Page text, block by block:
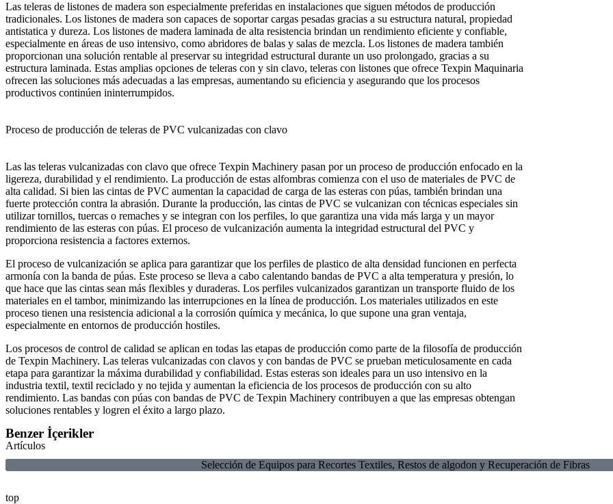
Las teleras de listones de madera son especialmente preferidas en instalaciones que siguen métodos de producción
tradicionales. Los listones de madera son capaces de soportar cargas pesadas gracias a su estructura natural, propiedad
antistatica y dureza. Los listones de madera laminada de alta resistencia brindan un rendimiento eficiente y confiable,
especialmente en áreas de uso intensivo, como abridores de balas y salas de mezcla. Los listones de madera también
proporcionan una solución rentable al preservar su integridad estructural durante un uso prolongado, gracias a su
estructura laminada. Estas amplias opciones de teleras con y sin clavo, teleras con listones que ofrece Texpin Maquinaria
ofrecen las soluciones más adecuadas a las empresas, aumentando su eficiencia y asegurando que los procesos
productivos continúen ininterrumpidos.
Proceso de producción de teleras de PVC vulcanizadas con clavo
Las las teleras vulcanizadas con clavo que ofrece Texpin Machinery pasan por un proceso de producción enfocado en la
ligereza, durabilidad y el rendimiento. La producción de estas alfombras comienza con el uso de materiales de PVC de
alta calidad. Si bien las cintas de PVC aumentan la capacidad de carga de las esteras con púas, también brindan una
fuerte protección contra la abrasión. Durante la producción, las cintas de PVC se vulcanizan con técnicas especiales sin
utilizar tornillos, tuercas o remaches y se integran con los perfiles, lo que garantiza una vida más larga y un mayor
rendimiento de las esteras con púas. El proceso de vulcanización aumenta la integridad estructural del PVC y
proporciona resistencia a factores externos.
El proceso de vulcanización se aplica para garantizar que los perfiles de plastico de alta densidad funcionen en perfecta
armonía con la banda de púas. Este proceso se lleva a cabo calentando bandas de PVC a alta temperatura y presión, lo
que hace que las cintas sean más flexibles y duraderas. Los perfiles vulcanizados garantizan un transporte fluido de los
materiales en el tambor, minimizando las interrupciones en la línea de producción. Los materiales utilizados en este
proceso tienen una resistencia adicional a la corrosión química y mecánica, lo que supone una gran ventaja,
especialmente en entornos de producción hostiles.
Los procesos de control de calidad se aplican en todas las etapas de producción como parte de la filosofía de producción
de Texpin Machinery. Las teleras vulcanizadas con clavos y con bandas de PVC se prueban meticulosamente en cada
etapa para garantizar la máxima durabilidad y confiabilidad. Estas esteras son ideales para un uso intensivo en la
industria textil, textil reciclado y no tejida y aumentan la eficiencia de los procesos de producción con su alto
rendimiento. Las bandas con púas con bandas de PVC de Texpin Machinery contribuyen a que las empresas obtengan
soluciones rentables y logren el éxito a largo plazo.
Benzer İçerikler
Artículos
Selección de Equipos para Recortes Textiles, Restos de algodon y Recuperación de Fibras
top